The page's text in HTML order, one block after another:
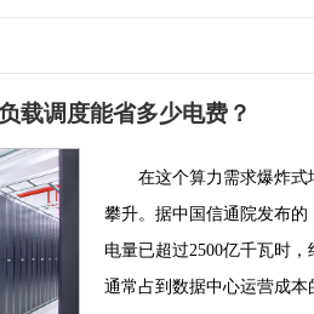
载调度能省多少电费？
在这个算力需求爆炸
攀升。据中国信通院发布
电量已超过2500亿千瓦时
通常占到数据中心运营成本